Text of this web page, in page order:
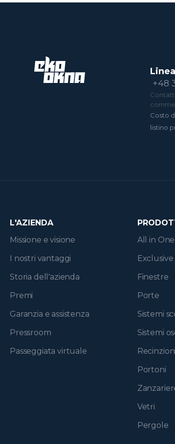
+48
Costo
listino
L'AZIENDA
Missione e visione
I nostri vantaggi
Storia dell'azienda
Premi
Garanzia e assistenza
Pressroom
Passeggiata virtuale
All in One
Finestre
Porte
Sistemi
Sistemi
Recinzioni
Portoni
Vetri
Pergole